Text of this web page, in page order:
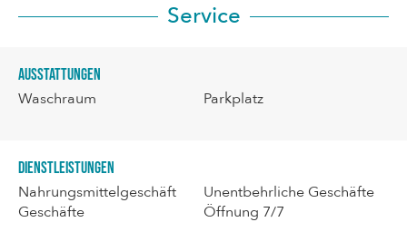
Service
Ausstattungen
Waschraum Parkplatz
Dienstleistungen
Nahrungsmittelgeschäft
Geschäfte
Unentbehrliche Geschäfte
Öffnung 7/7